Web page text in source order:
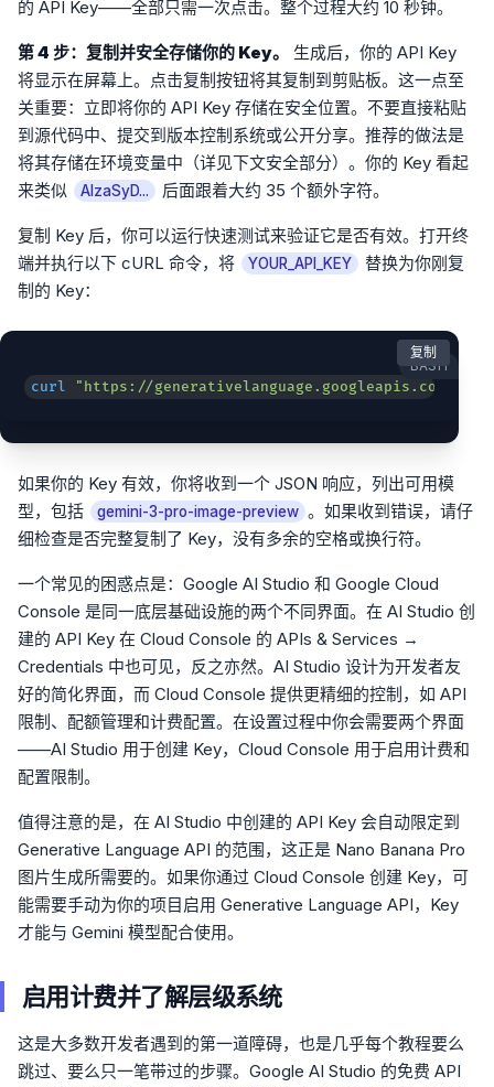
的 API Key——全部只需一次点击。整个过程大约 10 秒钟。
第 4 步：复制并安全存储你的 Key。
生成后，你的 API Key
将显示在屏幕上。点击复制按钮将其复制到剪贴板。这一点至
关重要：立即将你的 API Key 存储在安全位置。不要直接粘贴
到源代码中、提交到版本控制系统或公开分享。推荐的做法是
将其存储在环境变量中（详见下文安全部分）。你的 Key 看起
来类似
AIzaSyD... 后面跟着大约 35 个额外字符。
复制 Key 后，你可以运行快速测试来验证它是否有效。打开终
端并执行以下 cURL 命令，将
YOUR_API_KEY
替换为你刚复
制的 Key：
BASH
curl "https://generativelanguage.googleapis.com/v1beta/
复制
如果你的 Key 有效，你将收到一个 JSON 响应，列出可用模
型，包括
gemini-3-pro-image-preview 。如果收到错误，请仔
细检查是否完整复制了 Key，没有多余的空格或换行符。
一个常见的困惑点是：Google AI Studio 和 Google Cloud
Console 是同一底层基础设施的两个不同界面。在 AI Studio 创
建的 API Key 在 Cloud Console 的 APIs & Services →
Credentials 中也可见，反之亦然。AI Studio 设计为开发者友
好的简化界面，而 Cloud Console 提供更精细的控制，如 API
限制、配额管理和计费配置。在设置过程中你会需要两个界面
——AI Studio 用于创建 Key，Cloud Console 用于启用计费和
配置限制。
值得注意的是，在 AI Studio 中创建的 API Key 会自动限定到
Generative Language API 的范围，这正是 Nano Banana Pro
图片生成所需要的。如果你通过 Cloud Console 创建 Key，可
能需要手动为你的项目启用 Generative Language API，Key
才能与 Gemini 模型配合使用。
启用计费并了解层级系统
这是大多数开发者遇到的第一道障碍，也是几乎每个教程要么
跳过、要么只一笔带过的步骤。Google AI Studio 的免费 API